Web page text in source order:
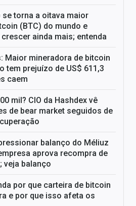
se torna a oitava maior
(BTC) do mundo e
ainda mais; entenda
Maior mineradora de bitcoin
tem prejuízo de US$ 611,3
caem
mil? CIO da Hashdex vê
de bear market seguidos de
balanço do Méliuz
aprova recompra de
veja balanço
por que carteira de bitcoin
e por que isso afeta os